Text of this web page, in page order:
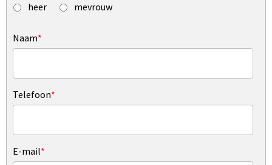
heer mevrouw
Naam*
Telefoon*
E-mail*